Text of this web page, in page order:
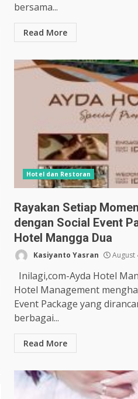
bersama...
Read More
Hotel dan Restoran
Rayakan Setiap
dengan Social Event
Hotel Mangga Dua
Kasiyanto Yasran August
Inilagi,com-Ayda Hotel
Hotel Management
Event Package yang
berbagai...
Read More